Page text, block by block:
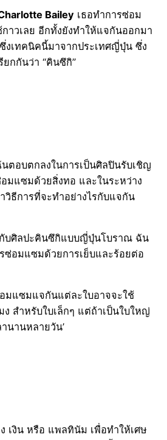
Bailey เธอทำการซ่อม
าวเลย อีกทั้งยังทำให้แจกันออกมา
งเทคนิคนี้มาจากประเทศญี่ปุ่น ซึ่ง
กกันว่า “คินซึกิ”
นตอบตกลงในการเป็นศิลปินรับเชิญ
มแซมด้วยสิ่งทอ และในระหว่าง
วิธีการที่จะทำอย่างไรกับแจกัน
กับศิลปะคินซึกิแบบญี่ปุ่นโบราณ ฉัน
ซ่อมแซมด้วยการเย็บและร้อยต่อ
มแซมแจกันแต่ละใบอาจจะใช้
สำหรับใบเล็กๆ แต่ถ้าเป็นใบใหญ่
นานหลายวัน’
เงิน หรือ แพลทินัม เพื่อทำให้เศษ